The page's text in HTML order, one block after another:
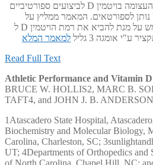
מאמר זה מסביר את החשיבות העצומה בויטמין D לביצועים ספורטיביים
ואת ההגנה ממחלות שויטמין D נותן לספורטאים. המאמר ממליץ על
חשיפה סדירה של כל הגוף לשמש על מנת להביא את רמת הויטמין D ל
למאמר המלא
Read Full Text
Athletic Performance and Vitamin D
BRUCE W. HOLLIS2, MARC B.
TAFT4, and JOHN J. B.
1Atascadero State Hospital,
Biochemistry and Molecular Biology,
Carolina, Charleston, SC;
UT; 4Departments of Orthopedics